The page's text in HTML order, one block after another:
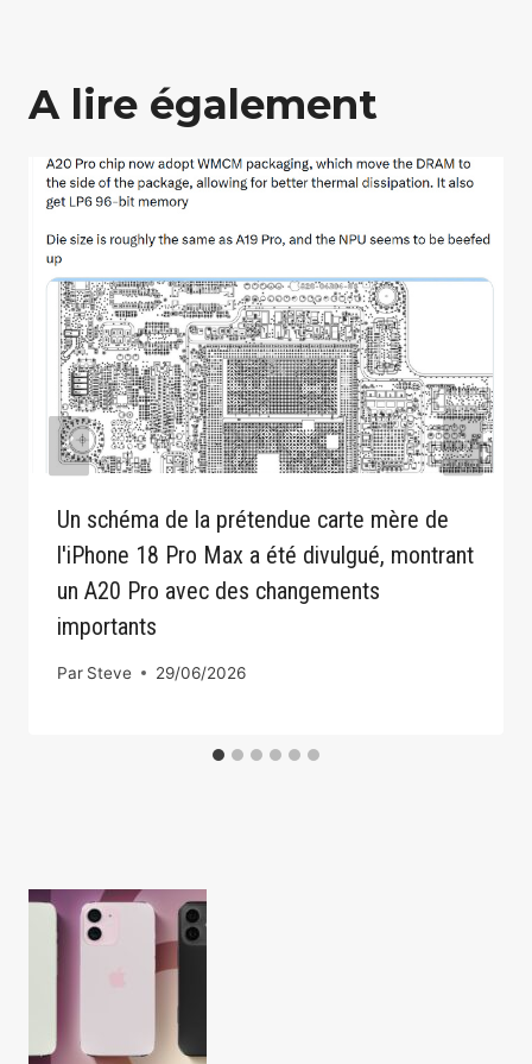
A lire également
Un schéma de la prétendue carte mère de
l'iPhone 18 Pro Max a été divulgué, montrant
un A20 Pro avec des changements
importants
Par Steve 29/06/2026